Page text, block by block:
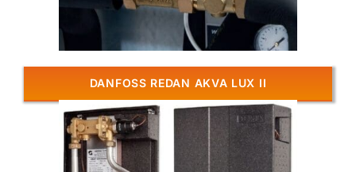
DANFOSS REDAN AKVA LUX II